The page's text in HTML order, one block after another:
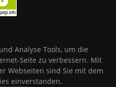
Analyse Tools, um die
Seite zu verbessern. Mit
Webseiten sind Sie mit dem
einverstanden.